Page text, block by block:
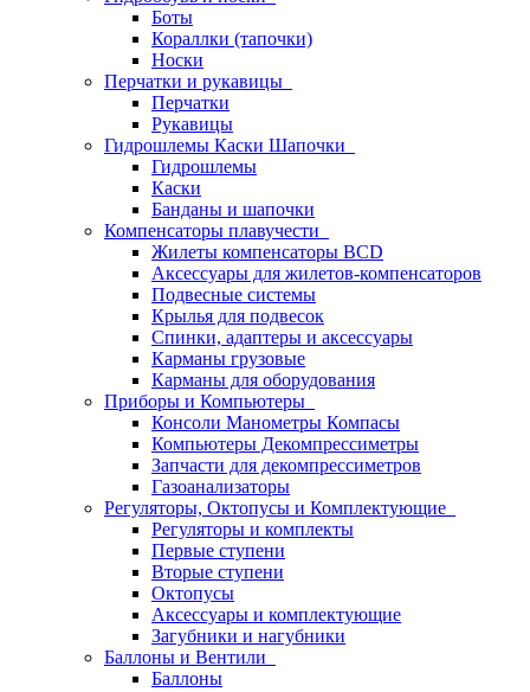
Боты
Кораллки (тапочки)
Носки
Перчатки и рукавицы
Перчатки
Рукавицы
Гидрошлемы Каски Шапочки
Гидрошлемы
Каски
Банданы и шапочки
Компенсаторы плавучести
Жилеты компенсаторы BCD
Аксессуары для жилетов-компенсаторов
Подвесные системы
Крылья для подвесок
Спинки, адаптеры и аксессуары
Карманы грузовые
Карманы для оборудования
Приборы и Компьютеры
Консоли Манометры Компасы
Компьютеры Декомпрессиметры
Запчасти для декомпрессиметров
Газоанализаторы
Регуляторы, Октопусы и Комплектующие
Регуляторы и комплекты
Первые ступени
Вторые ступени
Октопусы
Аксессуары и комплектующие
Загубники и нагубники
Баллоны и Вентили
Баллоны